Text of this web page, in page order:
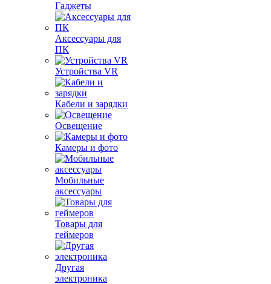
Гаджеты
Аксессуары для
ПК
Устройства VR
Кабели и зарядки
Освещение
Камеры и фото
Мобильные
аксессуары
Товары для
геймеров
Другая
электроника